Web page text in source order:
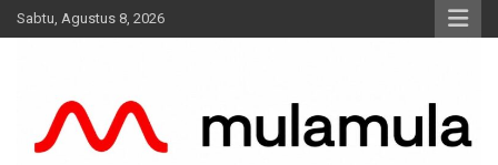
Skip
to
Sabtu, Agustus 8, 2026